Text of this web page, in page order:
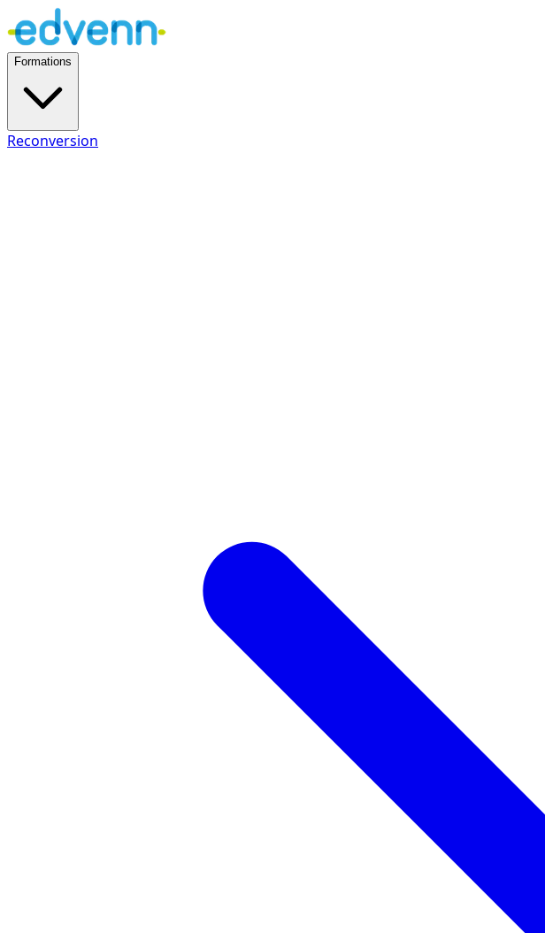
Formations
Reconversion